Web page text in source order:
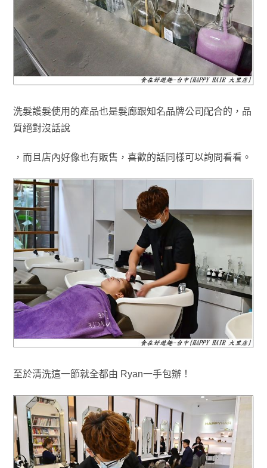
洗髮護髮使用的產品也是髮廊跟知名品牌公司配合的，品
質絕對沒話說
，而且 店內好像也有販售 ， 喜歡的話同樣可以詢問看看 。
至於清洗這一節就全都由 Ryan一手包辦！